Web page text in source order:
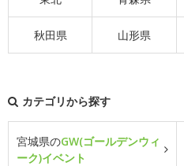
秋田県 山形県
カテゴリから探す
宮城県のGW(ゴールデンウィ
ーク)イベント